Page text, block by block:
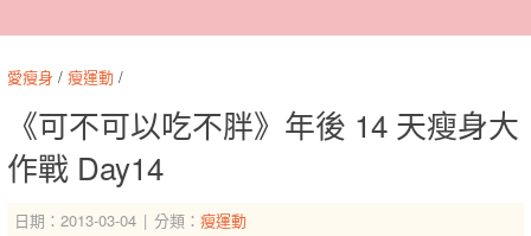
愛瘦身 / 瘦運動 /
《可不可以吃不胖》年後 14 天瘦身大
作戰 Day14
日期：2013-03-04 分類： 瘦運動